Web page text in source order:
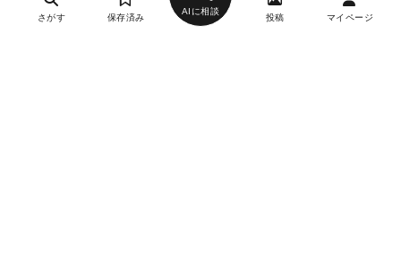
さがす 保存済み
AIに相談
投稿 マイページ